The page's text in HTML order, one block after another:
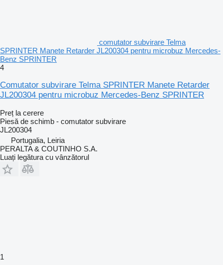
comutator subvirare Telma
SPRINTER Manete Retarder JL200304 pentru microbuz Mercedes-
Benz SPRINTER
4
Comutator subvirare Telma SPRINTER Manete Retarder
JL200304 pentru microbuz Mercedes-Benz SPRINTER
Preț la cerere
Piesă de schimb - comutator subvirare
JL200304
Portugalia, Leiria
PERALTA & COUTINHO S.A.
Luați legătura cu vânzătorul
1